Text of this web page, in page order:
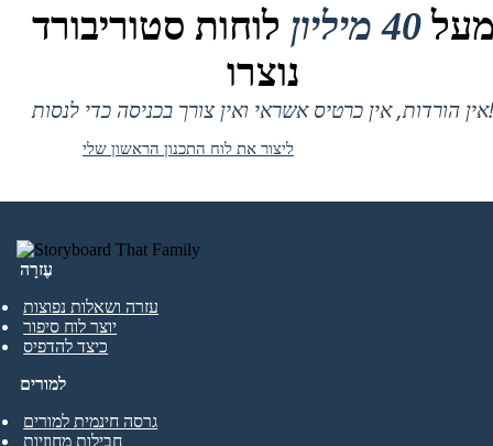
40 מיליון
לוחות סטוריבורד
נוצרו
אין הורדות, אין כרטיס אשראי ואין צורך בכניסה כדי לנסות!
ליצור את לוח התכנון הראשון שלי
עֶזרָה
עזרה ושאלות נפוצות
יוצר לוח סיפור
כיצד להדפיס
למורים
גרסה חינמית למורים
חבילות מחוזיות